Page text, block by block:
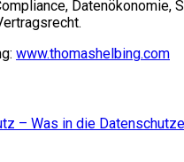
Datenökonomie,
www.thomashelbing.com
– Was in die